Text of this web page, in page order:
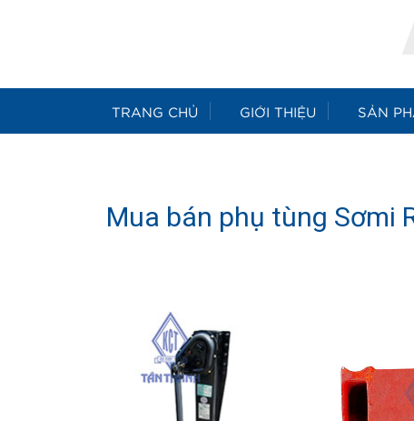
TRANG CHỦ GIỚI THIỆU SẢN
Mua bán phụ tùng Sơmi